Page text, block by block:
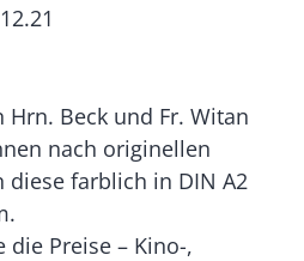
Beck und Fr. Witan
nach originellen
diese farblich in DIN A2
Preise – Kino-,